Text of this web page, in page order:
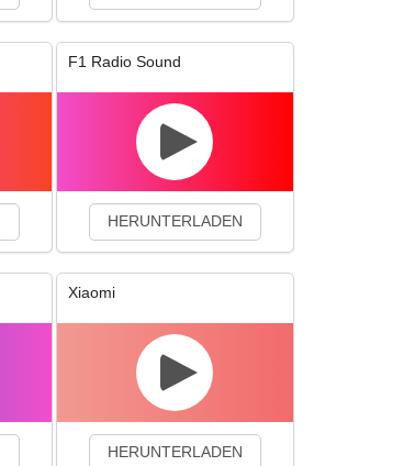
F1 Radio Sound
HERUNTERLADEN
Xiaomi
HERUNTERLADEN